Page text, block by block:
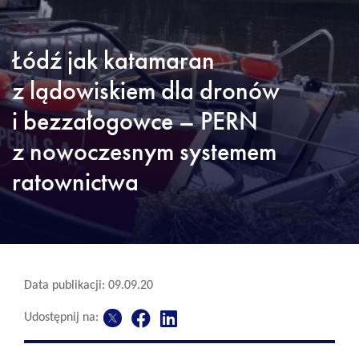
Łódź jak katamaran
z lądowiskiem dla dronów
i bezzałogowce – PERN
z nowoczesnym systemem
ratownictwa
Data publikacji: 09.09.20
Udostępnij na: